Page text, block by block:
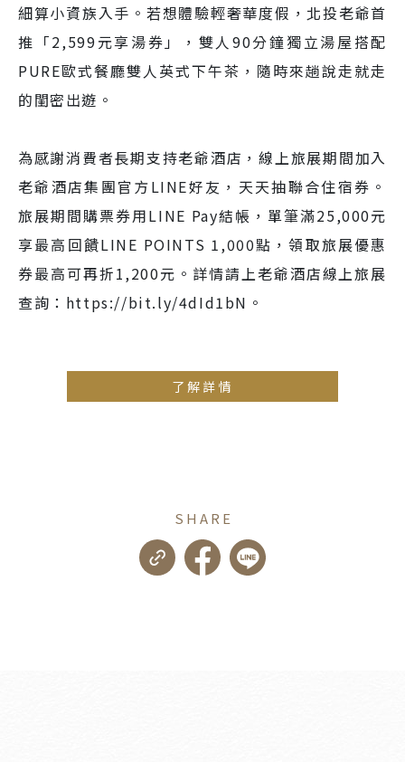
細算小資族入手。若想體驗輕奢華度假，北投老爺首
推「2,599元享湯券」，雙人90分鐘獨立湯屋搭配
PURE歐式餐廳雙人英式下午茶，隨時來趟說走就走
的閨密出遊。
為感謝消費者長期支持老爺酒店，線上旅展期間加入
老爺酒店集團官方LINE好友，天天抽聯合住宿券。
旅展期間購票券用LINE Pay結帳，單筆滿25,000元
享最高回饋LINE POINTS 1,000點，領取旅展優惠
券最高可再折1,200元。詳情請上老爺酒店線上旅展
查詢：https://bit.ly/4dId1bN。
了解詳情
SHARE